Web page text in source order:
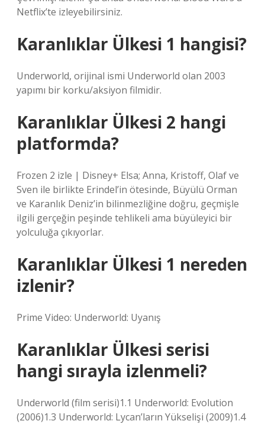
Netflix’te izleyebilirsiniz.
Karanlıklar Ülkesi 1 hangisi?
Underworld, orijinal ismi Underworld olan 2003
yapımı bir korku/aksiyon filmidir.
Karanlıklar Ülkesi 2 hangi
platformda?
Frozen 2 izle | Disney+ Elsa; Anna, Kristoff, Olaf ve
Sven ile birlikte Erindel’in ötesinde, Büyülü Orman
ve Karanlık Deniz’in bilinmezliğine doğru, geçmişle
ilgili gerçeğin peşinde tehlikeli ama büyüleyici bir
yolculuğa çıkıyorlar.
Karanlıklar Ülkesi 1 nereden
izlenir?
Prime Video: Underworld: Uyanış
Karanlıklar Ülkesi serisi
hangi sırayla izlenmeli?
Underworld (film serisi)1.1 Underworld: Evolution
(2006)1.3 Underworld: Lycan’ların Yükselişi (2009)1.4